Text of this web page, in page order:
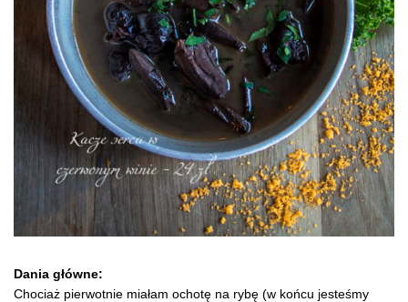
Dania główne:
Chociaż pierwotnie miałam ochotę na rybę (w końcu jesteśmy